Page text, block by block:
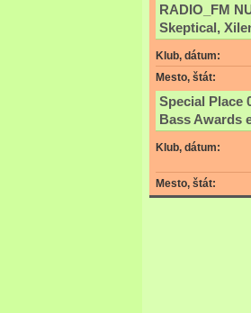
RADIO_FM
Skeptical,
Klub, dátum:
Mesto, štát:
Special Place
Bass Awards
Klub, dátum:
Mesto, štát: